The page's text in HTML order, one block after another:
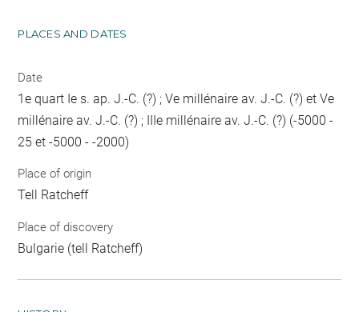
PLACES AND DATES
Date
1e quart Ie s. ap. J.-C. (?) ; Ve millénaire av. J.-C. (?) et Ve
millénaire av. J.-C. (?) ; IIIe millénaire av. J.-C. (?) (-5000 -
25 et -5000 - -2000)
Place of origin
Tell Ratcheff
Place of discovery
Bulgarie (tell Ratcheff)